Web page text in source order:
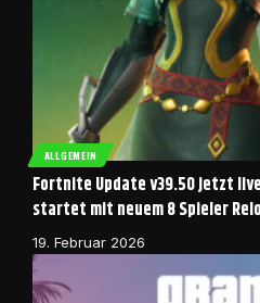
ALLGEMEIN
Fortnite Update v39.50 jetzt
startet mit neuem 8 Spieler
19. Februar 2026